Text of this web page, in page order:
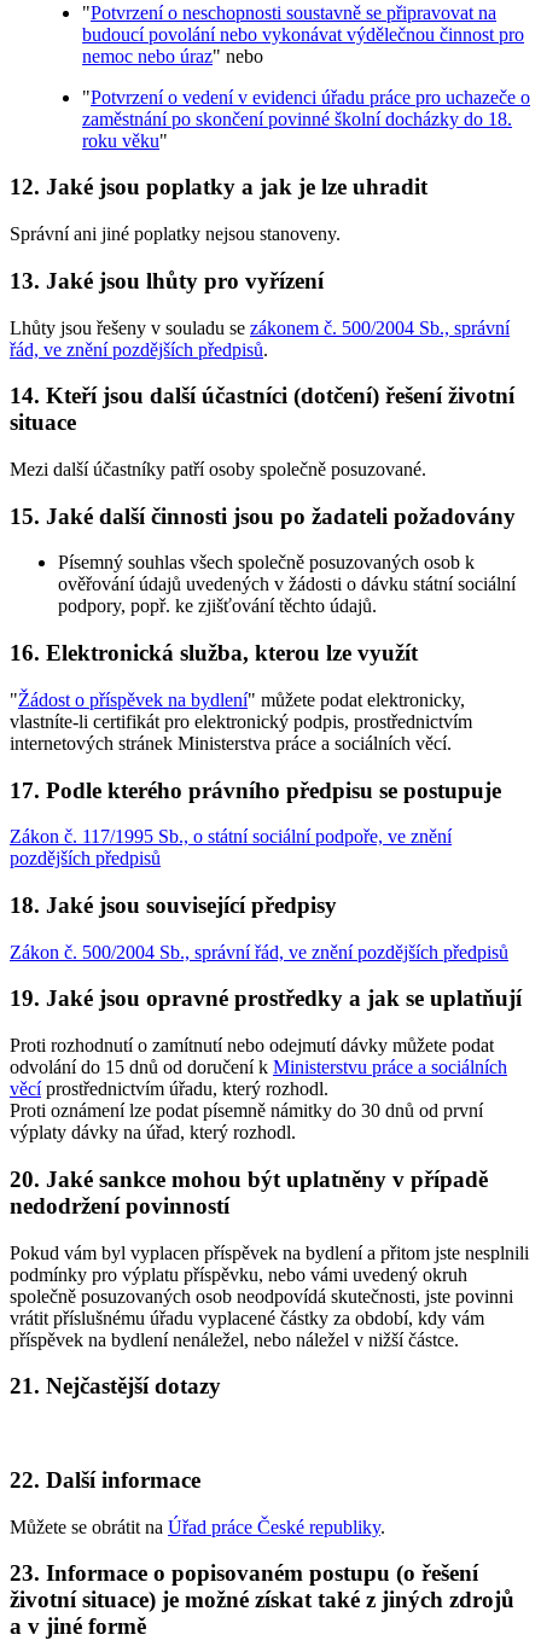
"Potvrzení o neschopnosti soustavně se připravovat na
budoucí povolání nebo vykonávat výdělečnou činnost pro
nemoc nebo úraz" nebo
"Potvrzení o vedení v evidenci úřadu práce pro uchazeče o
zaměstnání po skončení povinné školní docházky do 18.
roku věku"
12. Jaké jsou poplatky a jak je lze uhradit
Správní ani jiné poplatky nejsou stanoveny.
13. Jaké jsou lhůty pro vyřízení
Lhůty jsou řešeny v souladu se zákonem č. 500/2004 Sb., správní
řád, ve znění pozdějších předpisů.
14. Kteří jsou další účastníci (dotčení) řešení životní
situace
Mezi další účastníky patří osoby společně posuzované.
15. Jaké další činnosti jsou po žadateli požadovány
Písemný souhlas všech společně posuzovaných osob k
ověřování údajů uvedených v žádosti o dávku státní sociální
podpory, popř. ke zjišťování těchto údajů.
16. Elektronická služba, kterou lze využít
"Žádost o příspěvek na bydlení" můžete podat elektronicky,
vlastníte-li certifikát pro elektronický podpis, prostřednictvím
internetových stránek Ministerstva práce a sociálních věcí.
17. Podle kterého právního předpisu se postupuje
Zákon č. 117/1995 Sb., o státní sociální podpoře, ve znění
pozdějších předpisů
18. Jaké jsou související předpisy
Zákon č. 500/2004 Sb., správní řád, ve znění pozdějších předpisů
19. Jaké jsou opravné prostředky a jak se uplatňují
Proti rozhodnutí o zamítnutí nebo odejmutí dávky můžete podat
odvolání do 15 dnů od doručení k Ministerstvu práce a sociálních
věcíprostřednictvím úřadu, který rozhodl.
Proti oznámení lze podat písemně námitky do 30 dnů od první
výplaty dávky na úřad, který rozhodl.
20. Jaké sankce mohou být uplatněny v případě
nedodržení povinností
Pokud vám byl vyplacen příspěvek na bydlení a přitom jste nesplnili
podmínky pro výplatu příspěvku, nebo vámi uvedený okruh
společně posuzovaných osob neodpovídá skutečnosti, jste povinni
vrátit příslušnému úřadu vyplacené částky za období, kdy vám
příspěvek na bydlení nenáležel, nebo náležel v nižší částce.
21. Nejčastější dotazy
22. Další informace
Můžete se obrátit na Úřad práce České republiky.
23. Informace o popisovaném postupu (o řešení
životní situace) je možné získat také z jiných zdrojů
a v jiné formě